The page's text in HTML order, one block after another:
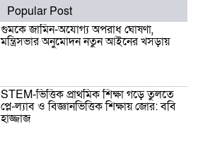
Popular Post
গুমকে জামিন-অযোগ্য অপরাধ ঘোষণা,
মন্ত্রিসভার অনুমোদন নতুন আইনের খসড়ায়
STEM-ভিত্তিক প্রাথমিক শিক্ষা গড়ে তুলতে
প্লে-ল্যাব ও বিজ্ঞানভিত্তিক শিক্ষায় জোর: ববি
হাজ্জাজ